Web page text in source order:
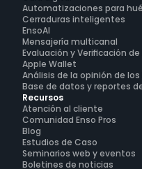
Automatizaciones para
Cerraduras inteligentes
EnsoAI
Mensajería multicanal
Evaluación y Verificación
Apple Wallet
Análisis de la opinión de
Base de datos y reportes
Recursos
Atención al cliente
Comunidad Enso Pros
Blog
Estudios de Caso
Seminarios web y eventos
Boletines de noticias